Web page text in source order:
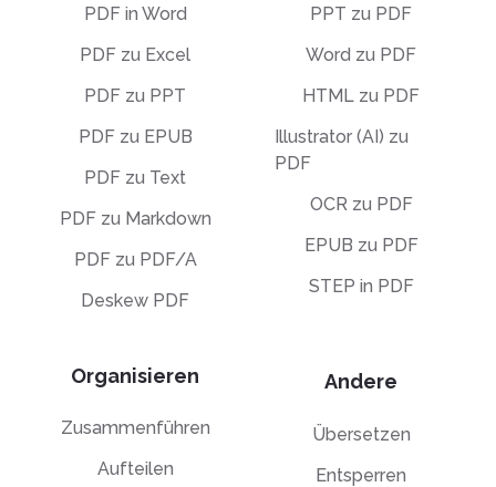
PDF in Word
PDF zu Excel
PDF zu PPT
PDF zu EPUB
PDF zu Text
PDF zu Markdown
PDF zu PDF/A
Deskew PDF
Organisieren
Zusammenführen
Aufteilen
PPT zu PDF
Word zu PDF
HTML zu PDF
Illustrator (AI) zu
PDF
OCR zu PDF
EPUB zu PDF
STEP in PDF
Andere
Übersetzen
Entsperren